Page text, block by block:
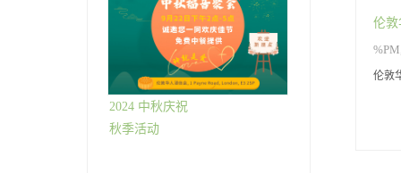
2024 中秋庆祝
秋季活动
伦敦
伦敦